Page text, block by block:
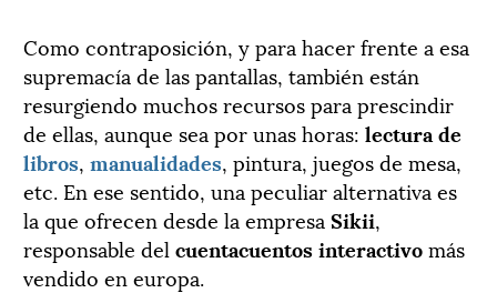
Como contraposición, y para hacer frente a esa
supremacía de las pantallas, también están
resurgiendo muchos recursos para prescindir
de ellas, aunque sea por unas horas: lectura de
libros, manualidades, pintura, juegos de mesa,
etc. En ese sentido, una peculiar alternativa es
la que ofrecen desde la empresa Sikii,
responsable del cuentacuentos interactivomás
vendido en europa.